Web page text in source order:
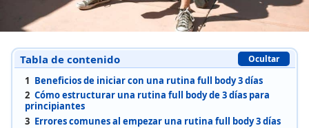
Tabla de contenido Ocultar
1 Beneficios de iniciar con una rutina full body 3 días
2 Cómo estructurar una rutina full body de 3 días para
principiantes
3 Errores comunes al empezar una rutina full body 3 días